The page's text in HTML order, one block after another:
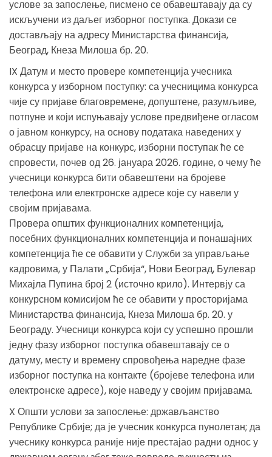
услове за запослење, писмено се обавештавају да су
искључени из даљег изборног поступка. Докази се
достављају на адресу Министарства финансија,
Београд, Кнеза Милоша бр. 20.
IX Датум и место провере компетенција учесника
конкурса у изборном поступку: са учесницима конкурса
чије су пријаве благовремене, допуштене, разумљиве,
потпуне и који испуњавају услове предвиђене огласом
о јавном конкурсу, на основу података наведених у
обрасцу пријаве на конкурс, изборни поступак ће се
спровести, почев од 26. јануара 2026. године, о чему ће
учесници конкурса бити обавештени на бројеве
телефона или електронске адресе које су навели у
својим пријавама.
Провера општих функционалних компетенција,
посебних функционалних компетенција и понашајних
компетенција ће се обавити у Служби за управљање
кадровима, у Палати „Србија“, Нови Београд, Булевар
Михајла Пупина број 2 (источно крило). Интервју са
конкурсном комисијом ће се обавити у просторијама
Министарства финансија, Кнеза Милоша бр. 20. у
Београду. Учесници конкурса који су успешно прошли
једну фазу изборног поступка обавештавају се о
датуму, месту и времену спровођења наредне фазе
изборног поступка на контакте (бројеве телефона или
електрoнске адресе), које наведу у својим пријавама.
X Општи услови за запослење: држављанство
Републике Србије; да је учесник конкурса пунолетан; да
учеснику конкурса раније није престајао радни однос у